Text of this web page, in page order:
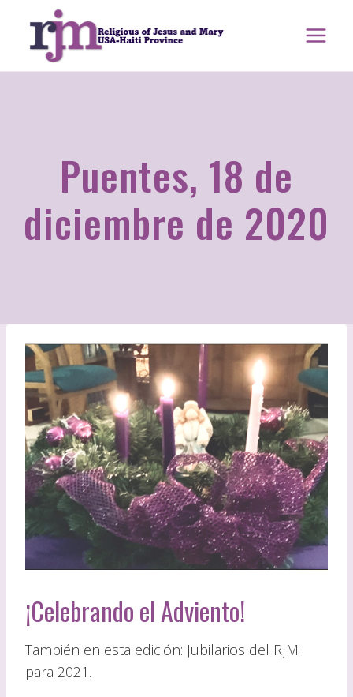
contenido
Puentes, 18 de
diciembre de 2020
¡Celebrando el Adviento!
También en esta edición: Jubilarios del RJM
para 2021.